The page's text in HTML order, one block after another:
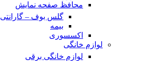
محافظ صفحه نمایش
گلس بوف – گارانتی
بیمه
اکسسوری
لوازم خانگی
لوازم خانگی برقی